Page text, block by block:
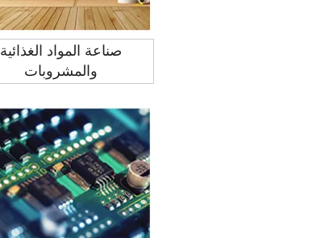
صناعة المواد الغذائية
والمشروبات